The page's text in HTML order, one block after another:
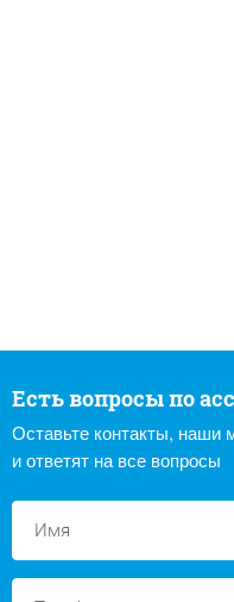
Есть вопросы по
Оставьте контакты, наши
и ответят на все вопросы